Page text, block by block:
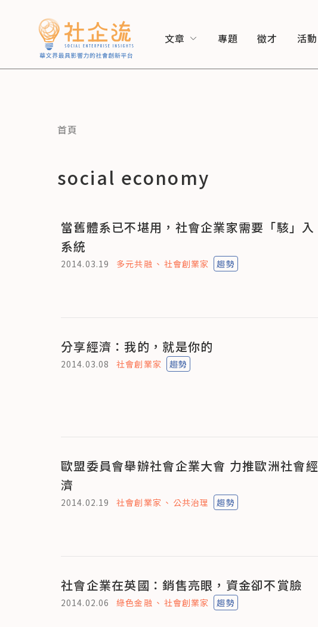
文章 專題 徵才 活動
首頁
social economy
當舊體系已不堪用，社會企業家需要「駭」入
系統
2014.03.19 多元共融 社會創業家 趨勢
分享經濟：我的，就是你的
2014.03.08 社會創業家 趨勢
歐盟委員會舉辦社會企業大會 力推歐洲社會經
濟
2014.02.19 社會創業家 公共治理 趨勢
社會企業在英國：銷售亮眼，資金卻不賞臉
2014.02.06 綠色金融 社會創業家 趨勢